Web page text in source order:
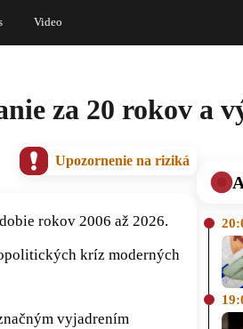
Video
za 20 rokov a
Upozornenie na riziká
rokov 2006 až 2026.
kríz moderných
vyjadrením